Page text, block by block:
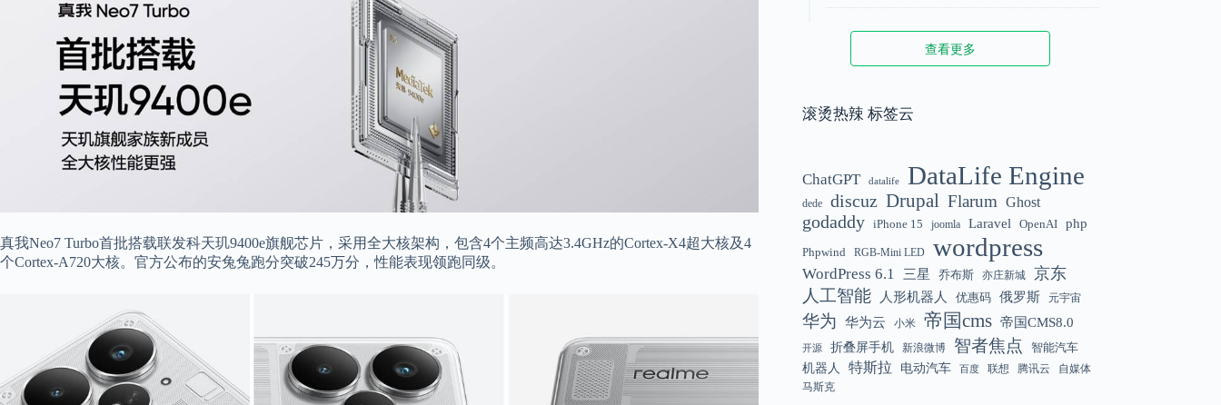
真我Neo7 Turbo首批搭载联发科天玑9400e旗舰芯片，采用全大核架构，包含4个主频高达3.4GHz的Cortex-X4超大核及4
个Cortex-A720大核。官方公布的安兔兔跑分突破245万分，性能表现领跑同级。
12:01
Microsoft 投入 25 亿美元成立 AI 落地实
12:01
Meta 内部模型接近 GPT-5.5 水平，基础
12:01
Gemini 3.5 Flash 强化“AI 操作系统级代
理能力”
12:01
美国解除 Anthropic Fable / Mythos 模型
出口限制
查看更多
滚烫热辣 标签云
ChatGPT datalife DataLife Engine
dede discuz Drupal Flarum Ghost
godaddy iPhone 15 joomla Laravel OpenAI php
Phpwind RGB-Mini LED wordpress
WordPress 6.1 三星 乔布斯 亦庄新城 京东
人工智能 人形机器人 优惠码 俄罗斯 元宇宙
华为 华为云 小米 帝国cms 帝国CMS8.0
开源 折叠屏手机 新浪微博 智者焦点
智能汽车
机器人
特斯拉 电动汽车 百度 联想 腾讯云
自媒体
马斯克